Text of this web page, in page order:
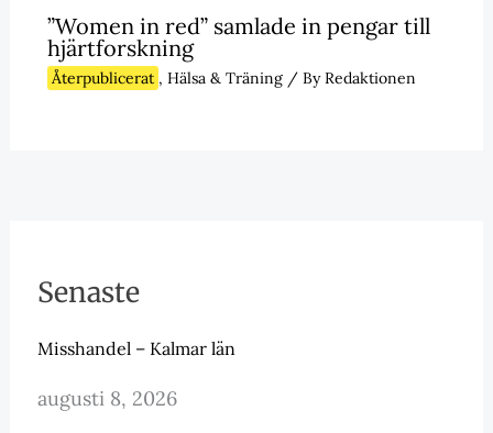
”Women in red” samlade in pengar till
hjärtforskning
Återpublicerat , Hälsa & Träning/ ByRedaktionen
Senaste
Misshandel – Kalmar län
augusti 8, 2026